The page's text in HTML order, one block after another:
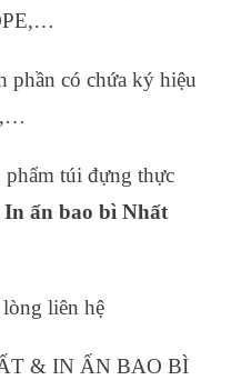
phần có chứa ký hiệu
túi đựng thực
In ấn bao bì Nhất
liên hệ
& IN ẤN BAO BÌ